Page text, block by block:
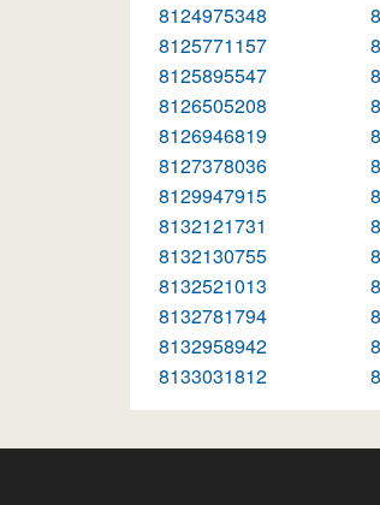
8124975348
8125771157
8125895547
8126505208
8126946819
8127378036
8129947915
8132121731
8132130755
8132521013
8132781794
8132958942
8133031812